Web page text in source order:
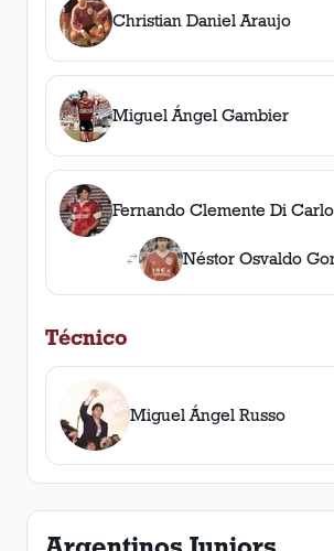
Christian Daniel Araujo
Miguel Ángel Gambier
Fernando Clemente Di Carlo
Néstor Osvaldo
Técnico
Miguel Ángel Russo